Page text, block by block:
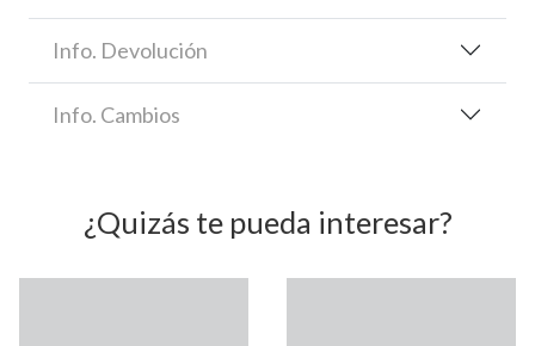
Info. Devolución
Info. Cambios
¿Quizás te pueda interesar?